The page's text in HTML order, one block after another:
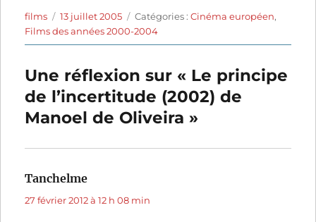
Auteur
films
Publié
le
13 juillet 2005 Catégories
Catégories :Cinéma européen,
Films des années 2000-2004
Une réflexion sur « Le principe
de l’incertitude (2002) de
Manoel de Oliveira »
Tanchelme
27 février 2012 à 12 h 08 min